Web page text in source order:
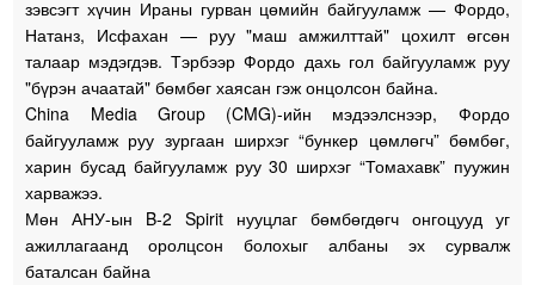
зэвсэгт хүчин Ираны гурван цөмийн байгууламж — Фордо,
Натанз, Исфахан — руу "маш амжилттай" цохилт өгсөн
талаар мэдэгдэв. Тэрбээр Фордо дахь гол байгууламж руу
"бүрэн ачаатай" бөмбөг хаясан гэж онцолсон байна.
China Media Group (CMG)-ийн мэдээлснээр, Фордо
байгууламж руу зургаан ширхэг “бункер цөмлөгч” бөмбөг,
харин бусад байгууламж руу 30 ширхэг “Томахавк” пуужин
харважээ.
Мөн АНУ-ын B-2 Spirit нууцлаг бөмбөгдөгч онгоцууд уг
ажиллагаанд оролцсон болохыг албаны эх сурвалж
баталсан байна